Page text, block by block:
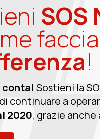
SOS
!
conta! Sostieni la
continuare a
2020, grazie anche